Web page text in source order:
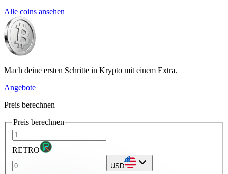
Alle coins ansehen
Mach deine ersten Schritte in Krypto mit einem Extra.
Angebote
Preis berechnen
Preis berechnen
RETRO
USD